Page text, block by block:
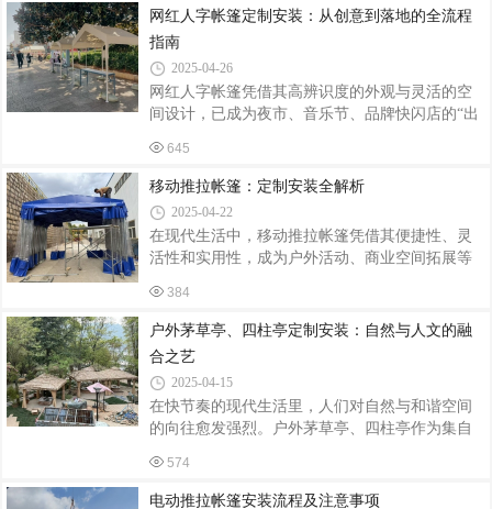
较传统设计节省钢材18%。2. 智
帐篷的商户数量同比增长67%，带动相关产品市场
规模突破15亿元，其灵活性与实用性正重塑户外
餐饮空间的价值逻辑。一、空间重构：从露天
到“半室内”的体验升级推拉帐篷通过可伸缩结构实
现空间利用率最大化。传统大排档受天气制约，
雨季日均客流量下降40%，而采用推拉帐篷后，某
海鲜烧烤店通过“晴天全开+雨天半封”模式，使外
网红人字帐篷定制安装：从创意到落地的全流程
指南
2025-04-26
网红人字帐篷凭借其高辨识度的外观与灵活的空
间设计，已成为夜市、音乐节、品牌快闪店的“出
推动这一品类向专业化、智能化升级。一、需求
导向的定制设计定制流程始于场景化需求拆解。
针对餐饮类场景，需预留排烟管道接口及220V电
源通道，某网红龙虾摊采用双层加高设计，顶部
增设LED灯带与排风扇，夜间客流量提升40%。若
用于美妆快闪店，则需配置360°环形展示架与镜
面装饰板，某品牌通过定制化灯光系统，使产品
倍。结构上，3×3米基础款可承载200k
645
移动推拉帐篷：定制安装全解析
2025-04-22
在现代生活中，移动推拉帐篷凭借其便捷性、灵
活性和实用性，成为户外活动、商业空间拓展等
临时商铺，还是为停车场遮阳挡雨，定制一款合
适的移动推拉帐篷并完成专业安装，都能让空间
利用更加高效。定制：精准匹配需求定制移动推
拉帐篷的第一步是明确使用场景与需求。例如，
若用于户外餐饮，需考虑帐篷的尺寸能否容纳桌
椅、是否具备防风防雨功能；若作为仓储用途，
则要注重承重能力与耐用性。专业的帐篷供应商
会与客户深入沟通，了解具体尺寸、材质偏好、
384
户外茅草亭、四柱亭定制安装：自然与人文的融
合之艺
2025-04-15
在快节奏的现代生活里，人们对自然与和谐空间
的向往愈发强烈。户外茅草亭、四柱亭作为集自
式，正成为各类景观设计的宠儿。它们不仅为人
们提供了休憩观景的场所，更成为整个景观布局
574
电动推拉帐篷安装流程及注意事项